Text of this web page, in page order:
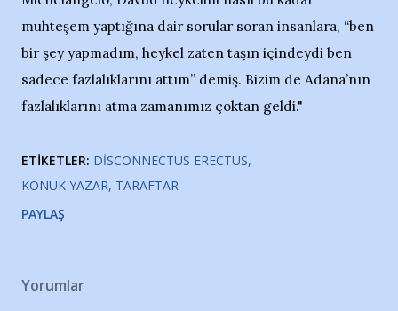
muhteşem yaptığına dair sorular soran insanlara, “ben
bir şey yapmadım, heykel zaten taşın içindeydi ben
sadece fazlalıklarını attım” demiş. Bizim de Adana’nın
fazlalıklarını atma zamanımız çoktan geldi."
ETIKETLER: DISCONNECTUS ERECTUS
KONUK YAZAR TARAFTAR
PAYLAŞ
Yorumlar